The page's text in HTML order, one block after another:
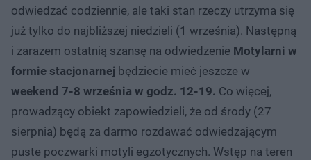
odwiedzać codziennie, ale taki stan rzeczy utrzyma się
już tylko do najbliższej niedzieli (1 września). Następną
i zarazem ostatnią szansę na odwiedzenie Motylarni w
formie stacjonarnej będziecie mieć jeszcze w
weekend 7-8 września w godz. 12-19. Co więcej,
prowadzący obiekt zapowiedzieli, że od środy (27
sierpnia) będą za darmo rozdawać odwiedzającym
puste poczwarki motyli egzotycznych. Wstęp na teren